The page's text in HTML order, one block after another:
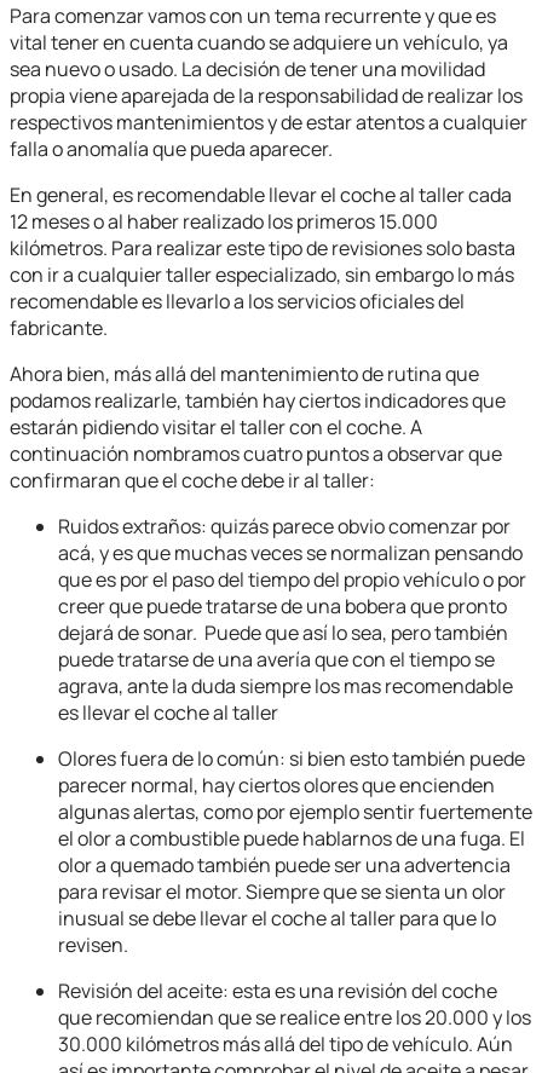
Para comenzar vamos con un tema recurrente y que es
vital tener en cuenta cuando se adquiere un vehículo, ya
sea nuevo o usado. La decisión de tener una movilidad
propia viene aparejada de la responsabilidad de realizar los
respectivos mantenimientos y de estar atentos a cualquier
falla o anomalía que pueda aparecer.
En general, es recomendable llevar el coche al taller cada
12 meses o al haber realizado los primeros 15.000
kilómetros. Para realizar este tipo de revisiones solo basta
con ir a cualquier taller especializado, sin embargo lo más
recomendable es llevarlo a los servicios oficiales del
fabricante.
Ahora bien, más allá del mantenimiento de rutina que
podamos realizarle, también hay ciertos indicadores que
estarán pidiendo visitar el taller con el coche. A
continuación nombramos cuatro puntos a observar que
confirmaran que el coche debe ir al taller:
Ruidos extraños: quizás parece obvio comenzar por
acá, y es que muchas veces se normalizan pensando
que es por el paso del tiempo del propio vehículo o por
creer que puede tratarse de una bobera que pronto
dejará de sonar. Puede que así lo sea, pero también
puede tratarse de una avería que con el tiempo se
agrava, ante la duda siempre los mas recomendable
es llevar el coche al taller
Olores fuera de lo común: si bien esto también puede
parecer normal, hay ciertos olores que encienden
algunas alertas, como por ejemplo sentir fuertemente
el olor a combustible puede hablarnos de una fuga. El
olor a quemado también puede ser una advertencia
para revisar el motor. Siempre que se sienta un olor
inusual se debe llevar el coche al taller para que lo
revisen.
Revisión del aceite: esta es una revisión del coche
que recomiendan que se realice entre los 20.000 y los
30.000 kilómetros más allá del tipo de vehículo. Aún